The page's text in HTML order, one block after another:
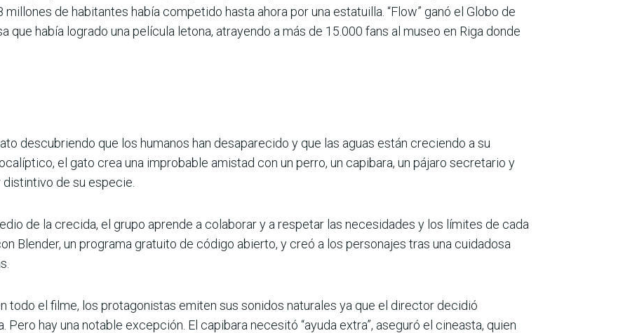
de habitantes había competido hasta ahora por una estatuilla. “Flow” ganó el Globo de
que había logrado una película letona, atrayendo a más de 15.000 fans al museo en Riga donde
descubriendo que los humanos han desaparecido y que las aguas están creciendo a su
el gato crea una improbable amistad con un perro, un capibara, un pájaro secretario y
de su especie.
de la crecida, el grupo aprende a colaborar y a respetar las necesidades y los límites de cada
Blender, un programa gratuito de código abierto, y creó a los personajes tras una cuidadosa
todo el filme, los protagonistas emiten sus sonidos naturales ya que el director decidió
Pero hay una notable excepción. El capibara necesitó “ayuda extra”, aseguró el cineasta, quien